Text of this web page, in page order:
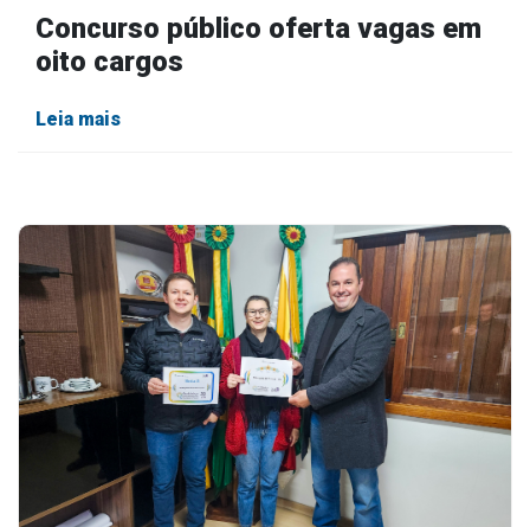
Concurso público oferta vagas em
oito cargos
Leia mais